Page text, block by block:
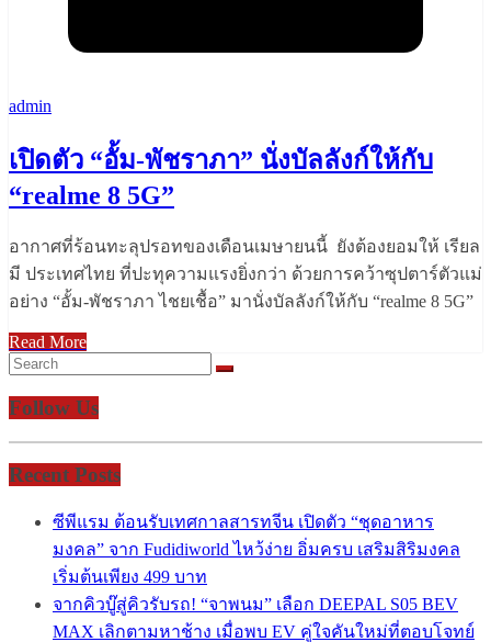
admin
เปิดตัว “อั้ม-พัชราภา” นั่งบัลลังก์ให้กับ
“realme 8 5G”
อากาศที่ร้อนทะลุปรอทของเดือนเมษายนนี้ ยังต้องยอมให้ เรียล
มี ประเทศไทย ที่ปะทุความแรงยิ่งกว่า ด้วยการคว้าซุปตาร์ตัวแม่
อย่าง “อั้ม-พัชราภา ไชยเชื้อ” มานั่งบัลลังก์ให้กับ “realme 8 5G”
Read More
Follow Us
Recent Posts
ซีพีแรม ต้อนรับเทศกาลสารทจีน เปิดตัว “ชุดอาหาร
มงคล” จาก Fudidiworld ไหว้ง่าย อิ่มครบ เสริมสิริมงคล
เริ่มต้นเพียง 499 บาท
จากคิวบู๊สู่คิวรับรถ! “จาพนม” เลือก DEEPAL S05 BEV
MAX เลิกตามหาช้าง เมื่อพบ EV คู่ใจคันใหม่ที่ตอบโจทย์